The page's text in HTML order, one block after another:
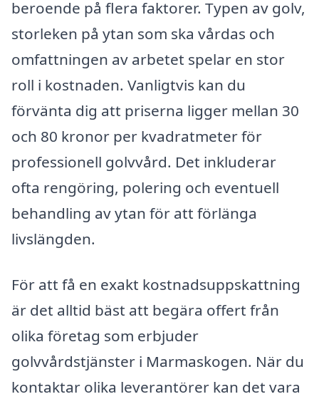
beroende på flera faktorer. Typen av golv,
storleken på ytan som ska vårdas och
omfattningen av arbetet spelar en stor
roll i kostnaden. Vanligtvis kan du
förvänta dig att priserna ligger mellan 30
och 80 kronor per kvadratmeter för
professionell golvvård. Det inkluderar
ofta rengöring, polering och eventuell
behandling av ytan för att förlänga
livslängden.
För att få en exakt kostnadsuppskattning
är det alltid bäst att begära offert från
olika företag som erbjuder
golvvårdstjänster i Marmaskogen. När du
kontaktar olika leverantörer kan det vara